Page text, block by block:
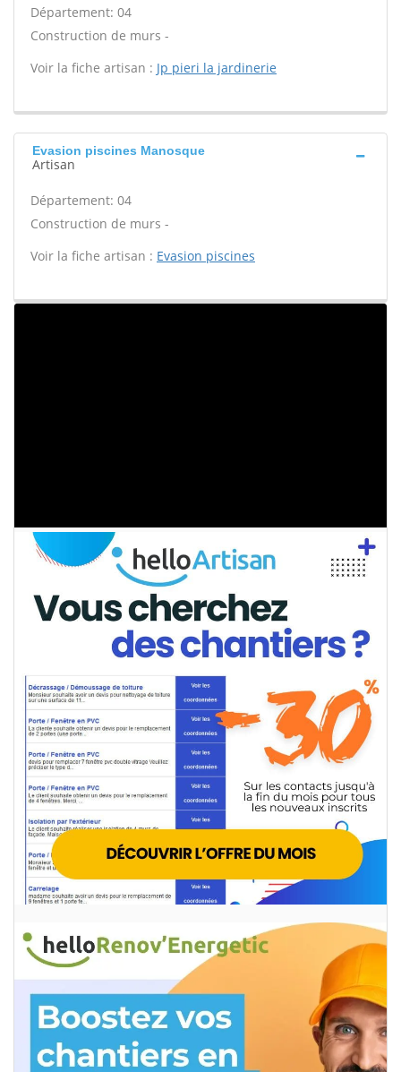
Département: 04
Construction de murs -
Voir la fiche artisan : Jp pieri la jardinerie
Evasion piscines Manosque
Artisan
Département: 04
Construction de murs -
Voir la fiche artisan : Evasion piscines